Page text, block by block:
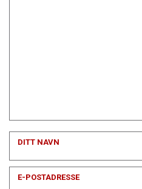
DITT NAVN
E-POSTADRESSE